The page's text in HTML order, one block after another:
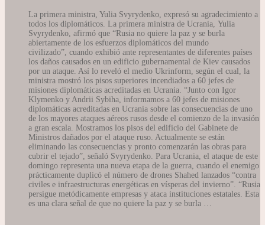
La primera ministra, Yulia Svyrydenko, expresó su agradecimiento a
todos los diplomáticos. La primera ministra de Ucrania, Yulia
Svyrydenko, afirmó que “Rusia no quiere la paz y se burla
abiertamente de los esfuerzos diplomáticos del mundo
civilizado”, cuando exhibió ante representantes de diferentes países
los daños causados en un edificio gubernamental de Kiev causados
por un ataque. Así lo reveló el medio Ukrinform, según el cual, la
ministra mostró los pisos superiores incendiados a 60 jefes de
misiones diplomáticas acreditadas en Ucrania. “Junto con Igor
Klymenko y Andrii Sybiha, informamos a 60 jefes de misiones
diplomáticas acreditadas en Ucrania sobre las consecuencias de uno
de los mayores ataques aéreos rusos desde el comienzo de la invasión
a gran escala. Mostramos los pisos del edificio del Gabinete de
Ministros dañados por el ataque ruso. Actualmente se están
eliminando las consecuencias y pronto comenzarán las obras para
cubrir el tejado”, señaló Svyrydenko. Para Ucrania, el ataque de este
domingo representa una nueva etapa de la guerra, cuando el enemigo
prácticamente duplicó el número de drones Shahed lanzados “contra
civiles e infraestructuras energéticas en vísperas del invierno”. “Rusia
persigue metódicamente empresas y ataca instituciones estatales. Esta
es una clara señal de que no quiere la paz y se burla …